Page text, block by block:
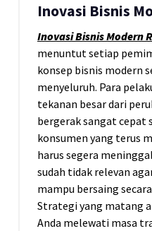
Inovasi Bisnis
Inovasi Bisnis Modern
menuntut setiap
konsep bisnis modern
menyeluruh. Para
tekanan besar dari
bergerak sangat cepat
konsumen yang terus
harus segera
sudah tidak relevan
mampu bersaing
Strategi yang matang
Anda melewati masa